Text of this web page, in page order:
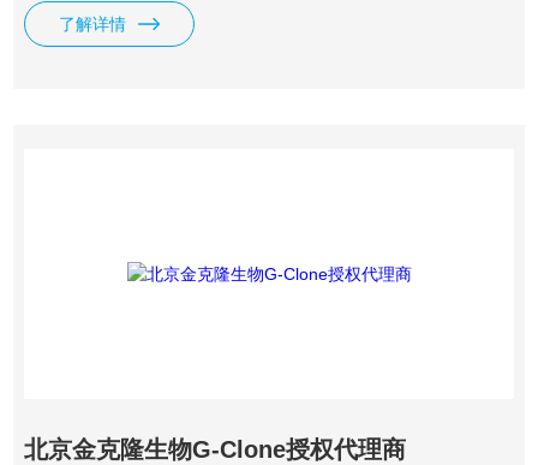
苏代理， elabscience广东代理,E-EL-M0044c, E-EL-M3063-
96T, E-EL-M0044-96T, E-AB-F1001E-100T×2, E-E
了解详情
北京金克隆生物G-Clone授权代理商